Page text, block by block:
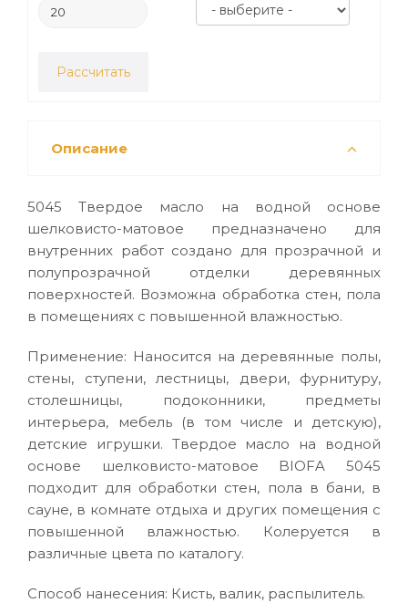
Рассчитать
Описание
5045 Твердое масло на водной основе
шелковисто-матовое предназначено для
внутренних работ создано для прозрачной и
полупрозрачной отделки деревянных
поверхностей. Возможна обработка стен, пола
в помещениях с повышенной влажностью.
Применение: Наносится на деревянные полы,
стены, ступени, лестницы, двери, фурнитуру,
столешницы, подоконники, предметы
интерьера, мебель (в том числе и детскую),
детские игрушки. Твердое масло на водной
основе шелковисто-матовое BIOFA 5045
подходит для обработки стен, пола в бани, в
сауне, в комнате отдыха и других помещения с
повышенной влажностью. Колеруется в
различные цвета по каталогу.
Способ нанесения: Кисть, валик, распылитель.